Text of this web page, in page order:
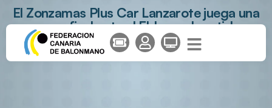
El Zonzamas Plus Car Lanzarote juega una
nueva final ante el Elda en el partido
estrella de la jornada